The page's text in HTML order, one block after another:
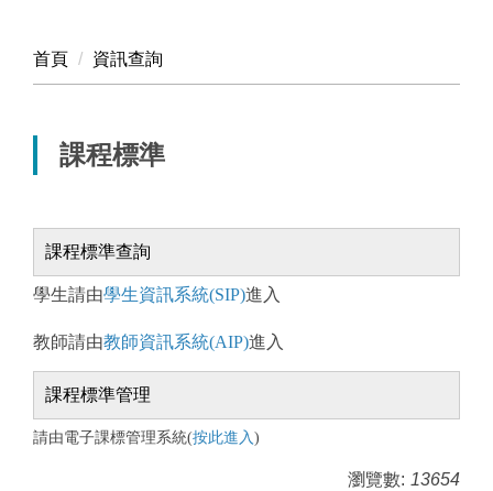
首頁 資訊查詢
課程標準
課程標準查詢
學生請由學生資訊系統(SIP)進入
教師請由教師資訊系統(AIP)進入
課程標準管理
請由電子課標管理系統(按此進入)
瀏覽數: 13654